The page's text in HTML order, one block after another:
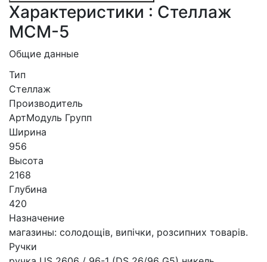
Характеристики : Стеллаж
МСМ-5
Общие данные
Тип
Стеллаж
Производитель
АртМодуль Групп
Ширина
956
Высота
2168
Глубина
420
Назначение
магазины: солодощів, випічки, розсипних товарів.
Ручки